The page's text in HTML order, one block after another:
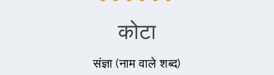
कोटा
संज्ञा (नाम वाले शब्द)